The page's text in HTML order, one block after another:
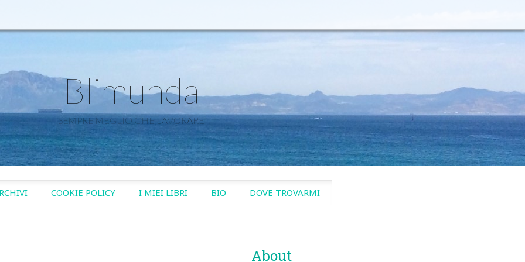
Blimunda
SEMPRE MEGLIO CHE LAVORARE
COOKIE POLICY I MIEI LIBRI BIO DOVE TROVARMI
About